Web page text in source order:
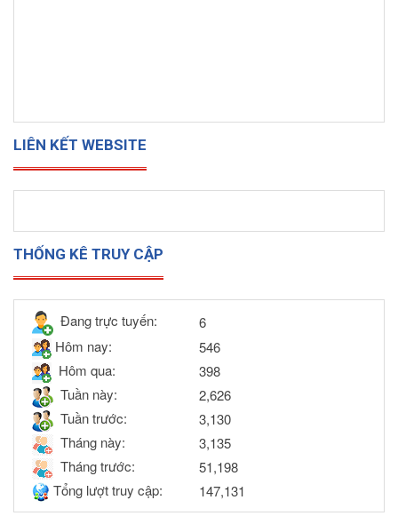
LIÊN KẾT WEBSITE
THỐNG KÊ TRUY CẬP
Đang trực tuyến:
6
Hôm nay:
546
Hôm qua:
398
Tuần này:
2,626
Tuần trước:
3,130
Tháng này:
3,135
Tháng trước:
51,198
Tổng lượt truy cập:
147,131